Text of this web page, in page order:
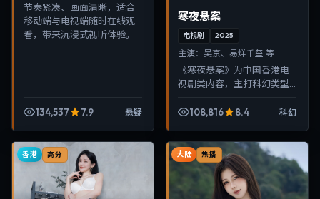
节奏紧凑、画面清晰，适合
移动端与电视端随时在线观
看，带来沉浸式视听体验。
134,537 7.9 悬疑
寒夜悬案
电视剧 2025
主演： 吴京、易烊千玺 等
《寒夜悬案》为中国香港电
视剧类内容，主打科幻类型
晰，适合移动端与电视端随
108,816 8.4 科幻
香港 高分 大陆 热播